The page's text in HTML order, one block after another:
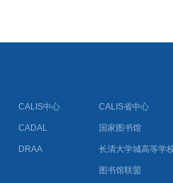
CALIS中心 CALIS省中心
CADAL 国家图书馆
DRAA 长清大学城高等学
图书馆联盟